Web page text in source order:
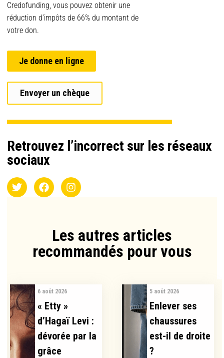
Credofunding, vous pouvez obtenir une
réduction d’impôts de 66% du montant de
votre don.
Je donne en ligne
Envoyer un chèque
Retrouvez l’incorrect sur les réseaux
sociaux
Les autres articles
recommandés pour vous​
6 août 2026
« Etty »
d’Hagaï Levi :
dévorée par la
grâce
5 août 2026
Enlever ses
chaussures
est-il de droite
?